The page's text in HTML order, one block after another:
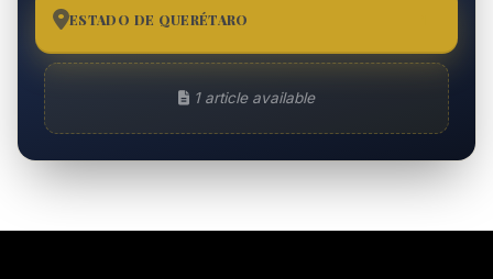
ESTADO DE QUERÉTARO
1 article available